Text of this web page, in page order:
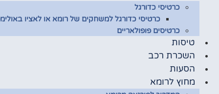
כרטיסי כדורגל
כרטיסי כדורגל למשחקים של רומא או לאציו
כרטיסים פופולאריים
טיסות
השכרת רכב
הסעות
מחוץ לרומא